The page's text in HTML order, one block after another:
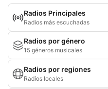
Radios Principales
Radios más escuchadas
Radios por género
15 géneros musicales
Radios por regiones
Radios locales